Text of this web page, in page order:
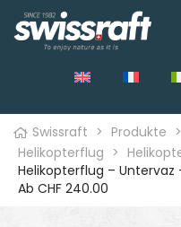
Swissraft > Produkte >
Helikopterflug >
Helikopterflug – Untervaz
Ab CHF 240.00